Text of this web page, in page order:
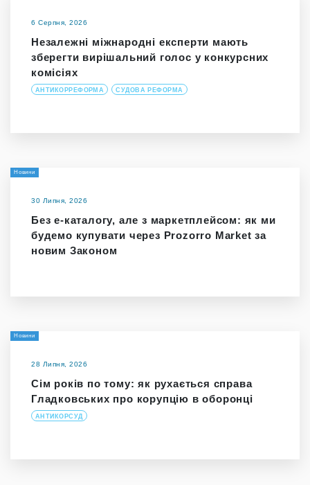
6 Серпня, 2026
Незалежні міжнародні експерти мають
зберегти вирішальний голос у конкурсних
комісіях
АНТИКОРРЕФОРМА СУДОВА РЕФОРМА
Новини
30 Липня, 2026
Без е-каталогу, але з маркетплейсом: як ми
будемо купувати через Prozorro Market за
новим Законом
Новини
28 Липня, 2026
Сім років по тому: як рухається справа
Гладковських про корупцію в оборонці
АНТИКОРСУД